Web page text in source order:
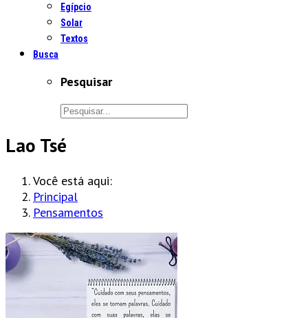
Egípcio
Solar
Textos
Busca
Pesquisar
Lao Tsé
Você está aqui:
Principal
Pensamentos